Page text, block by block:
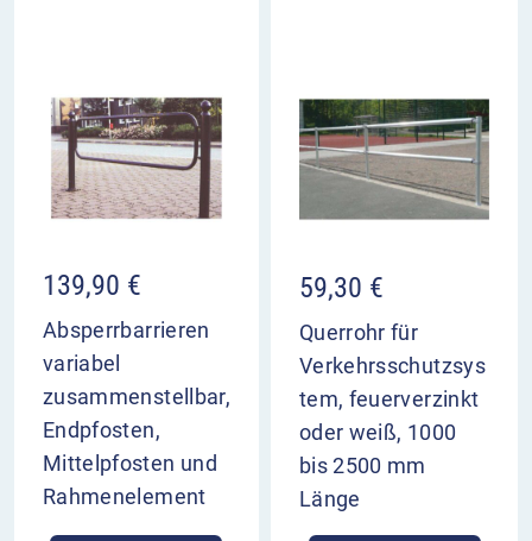
139,90 €
Absperrbarrieren
variabel
zusammenstellbar,
Endpfosten,
Mittelpfosten und
Rahmenelement
59,30 €
Querrohr für
Verkehrsschutzsys
tem, feuerverzinkt
oder weiß, 1000
bis 2500 mm
Länge